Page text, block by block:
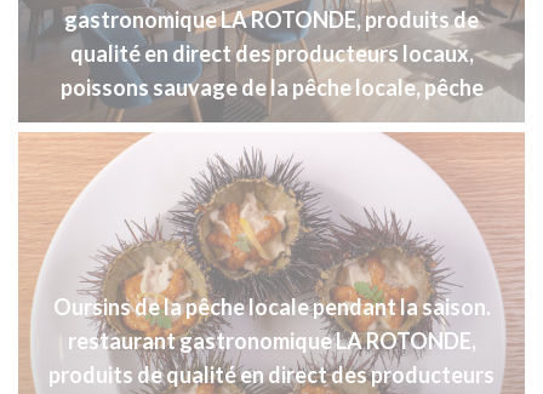
gastronomique LA ROTONDE, produits de
qualité en direct des producteurs locaux,
poissons sauvage de la pêche locale, pêche
Oursins de la pêche locale pendant la saison.
restaurant gastronomique LA ROTONDE,
produits de qualité en direct des producteurs